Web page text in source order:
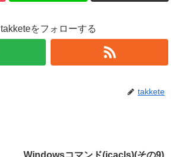
takketeをフォローする
takkete
Windowsコマンド(icacls)(その9)